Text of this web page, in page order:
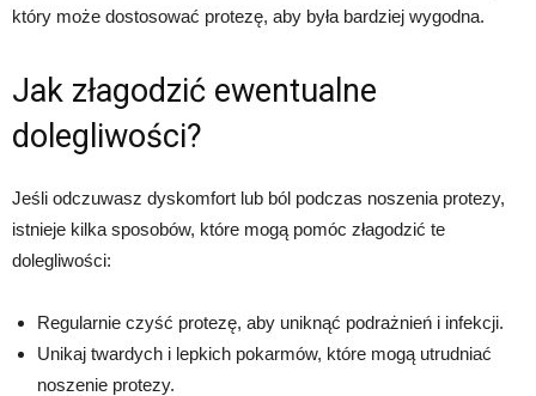
który może dostosować protezę, aby była bardziej wygodna.
Jak złagodzić ewentualne
dolegliwości?
Jeśli odczuwasz dyskomfort lub ból podczas noszenia protezy,
istnieje kilka sposobów, które mogą pomóc złagodzić te
dolegliwości:
Regularnie czyść protezę, aby uniknąć podrażnień i infekcji.
Unikaj twardych i lepkich pokarmów, które mogą utrudniać
noszenie protezy.